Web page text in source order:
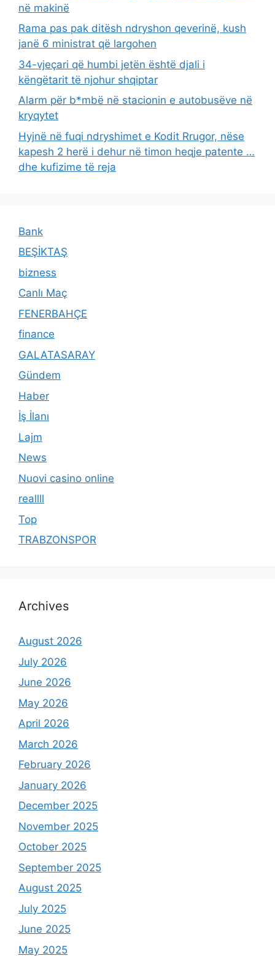
në makinë
Rama pas pak ditësh ndryshon qeverinë, kush
janë 6 ministrat që largohen
34-vjeçari që humbi jetën është djali i
këngëtarit të njohur shqiptar
Alarm për b*mbë në stacionin e autobusëve në
kryqytet
Hyjnë në fuqi ndryshimet e Kodit Rrugor, nëse
kapesh 2 herë i dehur në timon heqje patente …
dhe kufizime të reja
Bank
BEŞİKTAŞ
bizness
Canlı Maç
FENERBAHÇE
finance
GALATASARAY
Gündem
Haber
İş İlanı
Lajm
News
Nuovi casino online
reallll
Top
TRABZONSPOR
Archives
August 2026
July 2026
June 2026
May 2026
April 2026
March 2026
February 2026
January 2026
December 2025
November 2025
October 2025
September 2025
August 2025
July 2025
June 2025
May 2025